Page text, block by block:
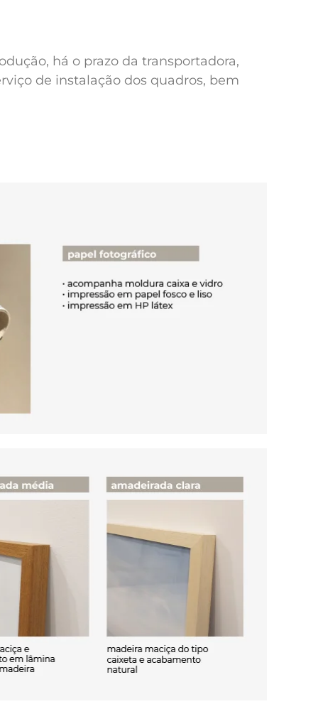
há o prazo da transportadora,
de instalação dos quadros, bem